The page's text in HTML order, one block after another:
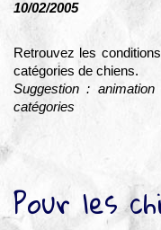
10/02/2005
Retrouvez les
catégories de chiens.
Suggestion :
catégories
Pour les